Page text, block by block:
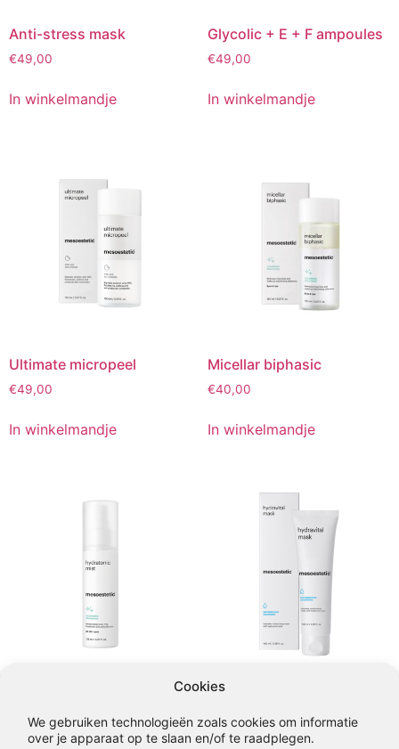
Cookies
We gebruiken technologieën zoals cookies om informatie
over je apparaat op te slaan en/of te raadplegen.
Anti-stress mask
€49,00
In winkelmandje
Glycolic + E + F ampoules
€49,00
In winkelmandje
Ultimate micropeel
€49,00
In winkelmandje
Micellar biphasic
€40,00
In winkelmandje
31,00
Hydra vital mask
€49,00